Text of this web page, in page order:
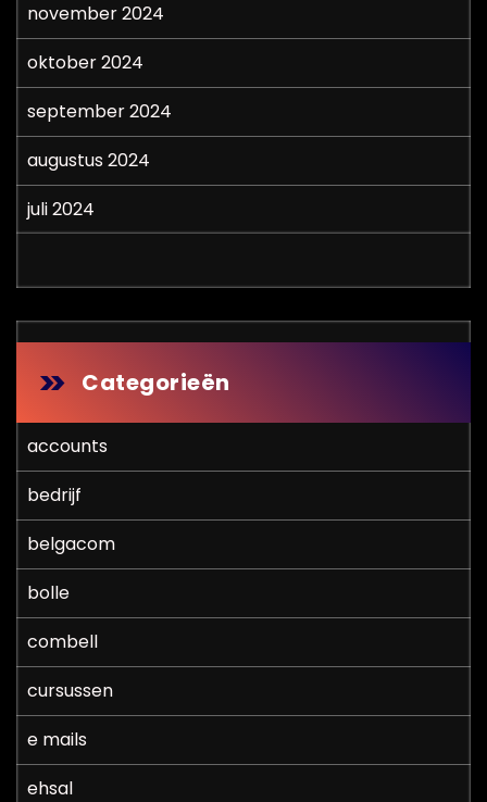
november 2024
oktober 2024
september 2024
augustus 2024
juli 2024
Categorieën
accounts
bedrijf
belgacom
bolle
combell
cursussen
e mails
ehsal